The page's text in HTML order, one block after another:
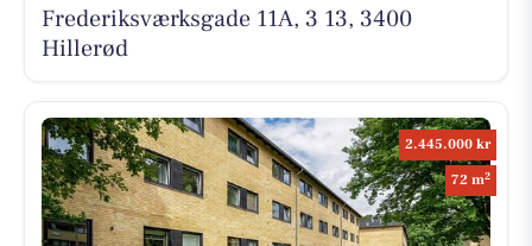
Frederiksværksgade 11A, 3 13, 3400
Hillerød
2.445.000 kr
72 m2